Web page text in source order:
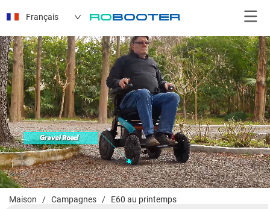
Français
Maison / Campagnes / E60 au printemps